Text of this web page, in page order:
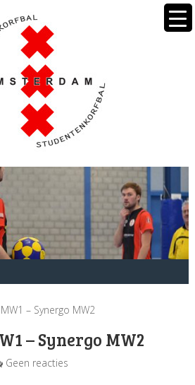
– Synergo MW2
– Synergo MW2
Geen reacties